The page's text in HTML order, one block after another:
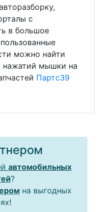
с
в большое
можно найти
мышки на
Партс39
автомобильных
?
на выгодных